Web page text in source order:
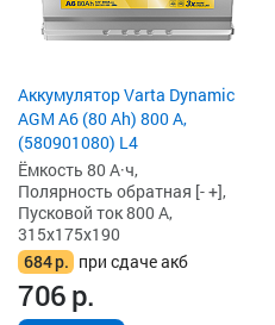
Аккумулятор Varta Dynamic
AGM A6 (80 Ah) 800 А,
(580901080) L4
Ёмкость 80 А·ч,
Полярность обратная [- +],
Пусковой ток 800 А,
315x175x190
684р. при сдаче акб
706р.